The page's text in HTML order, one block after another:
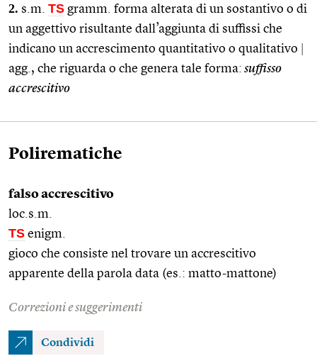
2. s.m. TS gramm. forma alterata di un sostantivo o di
un aggettivo risultante dall’aggiunta di suffissi che
indicano un accrescimento quantitativo o qualitativo
agg., che riguarda o che genera tale forma: suffisso
accrescitivo
Polirematiche
falso accrescitivo
loc.s.m.
TS enigm.
gioco che consiste nel trovare un accrescitivo
apparente della parola data (es.: matto-mattone)
Correzioni e suggerimenti
Condividi